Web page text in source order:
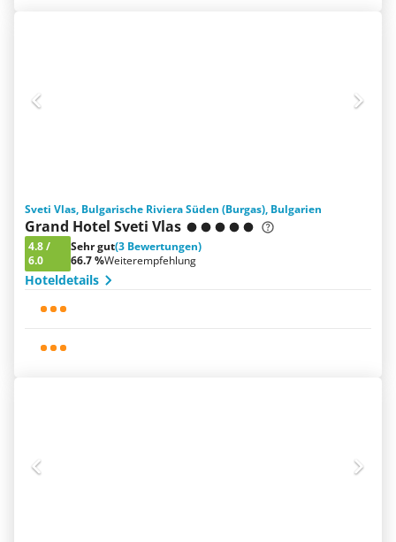
Sveti Vlas, Bulgarische Riviera Süden (Burgas), Bulgarien
Grand Hotel Sveti Vlas
4.8/
6.0
Sehr gut(3 Bewertungen)
66.7 %Weiterempfehlung
Hoteldetails